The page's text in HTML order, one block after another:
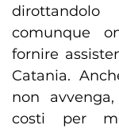
comunque
fornire
Catania.
non
costi per